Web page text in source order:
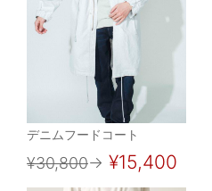
デニムフードコート
¥30,800→ ¥15,400